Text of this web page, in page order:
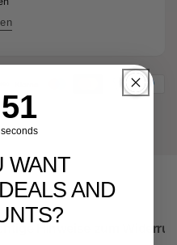
Hinweise zum
Countdown ends in:
51
51
seconds
WANT
AND